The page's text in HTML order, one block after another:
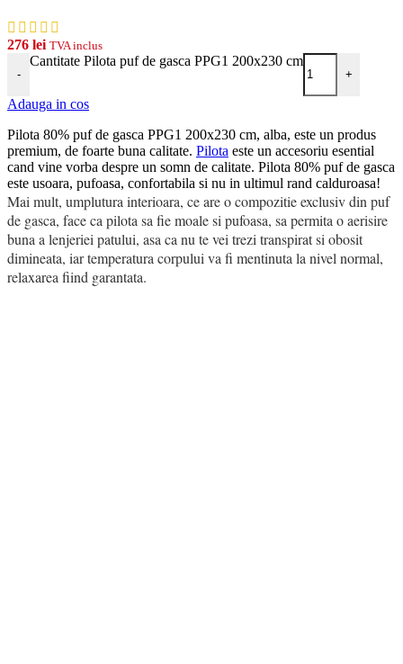
276 lei TVA inclus
-
Cantitate Pilota puf de gasca PPG1 200x230 cm
+
Adauga in cos
Pilota 80% puf de gasca PPG1 200x230 cm, alba, este un produs
premium, de foarte buna calitate. Pilota este un accesoriu esential
cand vine vorba despre un somn de calitate. Pilota 80% puf de gasca
este usoara, pufoasa, confortabila si nu in ultimul rand calduroasa!
Mai mult, umplutura interioara, ce are o compozitie exclusiv din puf
de gasca, face ca pilota sa fie moale si pufoasa, sa permita o aerisire
buna a lenjeriei patului, asa ca nu te vei trezi transpirat si obosit
dimineata, iar temperatura corpului va fi mentinuta la nivel normal,
relaxarea fiind garantata.